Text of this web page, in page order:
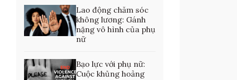
Lao động chăm sóc
không lương: Gánh
nặng vô hình của phụ
nữ
Bạo lực với phụ nữ:
Cuộc khủng hoảng